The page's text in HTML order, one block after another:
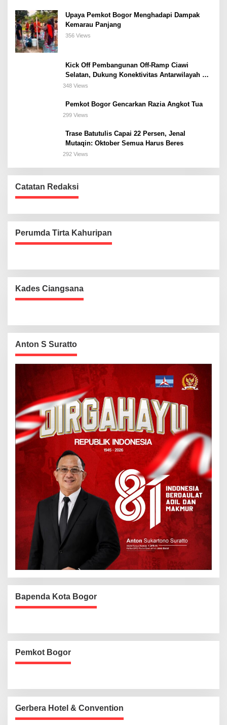
Upaya Pemkot Bogor Menghadapi Dampak
Kemarau Panjang
356 Views
Kick Off Pembangunan Off-Ramp Ciawi
Selatan, Dukung Konektivitas Antarwilayah di
Bogor Selatan
348 Views
Pemkot Bogor Gencarkan Razia Angkot Tua
299 Views
Trase Batutulis Capai 22 Persen, Jenal
Mutaqin: Oktober Semua Harus Beres
292 Views
Catatan Redaksi
Perumda Tirta Kahuripan
Kades Ciangsana
Anton S Suratto
Bapenda Kota Bogor
Pemkot Bogor
Gerbera Hotel & Convention